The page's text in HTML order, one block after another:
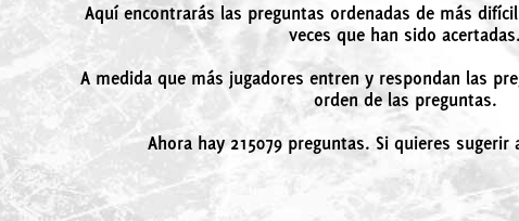
Aquí encontrarás las preguntas ordenadas de más
veces que han sido acertadas.
A medida que más jugadores entren y respondan las
orden de las preguntas.
Ahora hay 215079 preguntas. Si quieres sugerir